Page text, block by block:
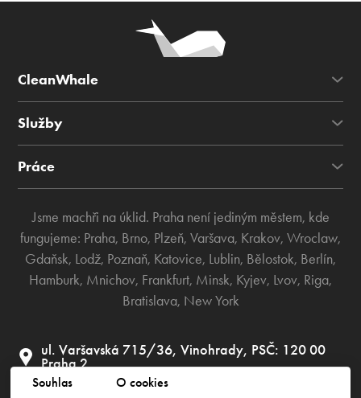
Souhlas O cookies
CleanWhale
Služby
Práce
Jsme machři na úklid. Praha není jediným městem, kde
fungujeme: Praha, Brno, Plzeň, Varšava, Krakov, Wroclaw,
Gdaňsk, Lodž, Poznaň, Katovice, Lublin, Bělostok, Berlín,
Hamburk, Mnichov, Frankfurt, Minsk, Kyjev, Lvov, Riga,
Bratislava, New York
ul. Varšavská 715/36, Vinohrady, PSČ: 120 00
Praha 2